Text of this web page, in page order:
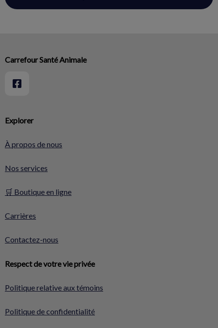
Explorer
À propos de nous
Nos services
🛒 Boutique en ligne
Carrières
Contactez-nous
Respect de votre vie privée
Politique relative aux témoins
Politique de confidentialité
Carrefour Santé Animale